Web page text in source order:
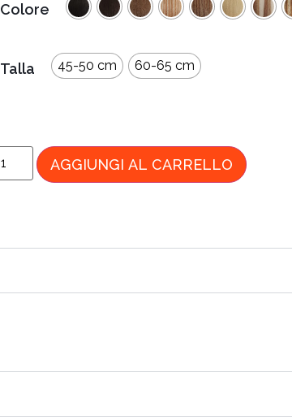
Colore
Talla 45-50 cm 60-65 cm
AGGIUNGI AL CARRELLO